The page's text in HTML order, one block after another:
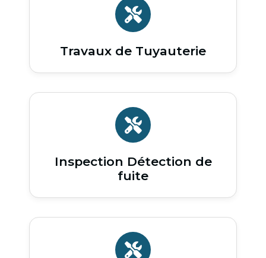
Travaux de Tuyauterie
Inspection Détection de
fuite